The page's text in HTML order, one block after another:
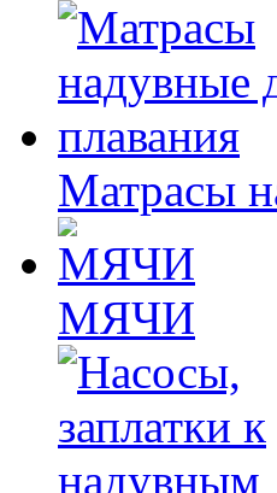
Матрасы
МЯЧИ